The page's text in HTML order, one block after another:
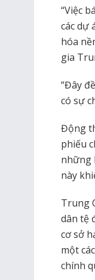
“Việc
các dự
hóa
gia
“Đây
có sự
Động
phiếu
những
này
Trung
dân tệ
cơ sở
một
chính